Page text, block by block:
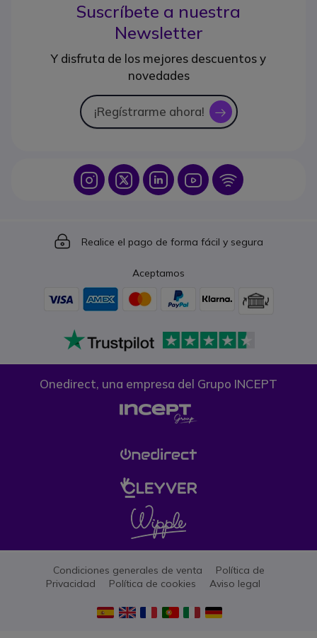
Suscríbete a nuestra
Newsletter
Y disfruta de los mejores descuentos y
novedades
¡Regístrarme ahora! icon
Icon IconIcon Icon Icon
Icon
Realice el pago de forma fácil y segura
Aceptamos
Onedirect, una empresa del Grupo INCEPT
Condiciones generales de venta
Política de
Privacidad
Política de cookies Aviso legal